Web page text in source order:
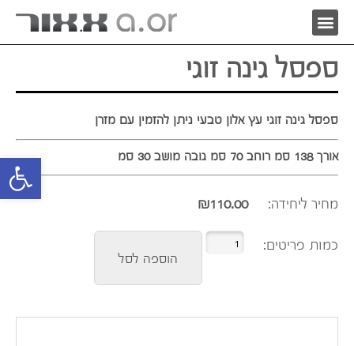
פתח
ספסל גינה זוגי
ספסל גינה זוגי עץ אלון טבעי ניתן להזמין עם מזרן
אורך 138 סמ רוחב 70 סמ גובה מושב 30 סמ
מחיר ליחידה: ₪110.00
הוספה לסל